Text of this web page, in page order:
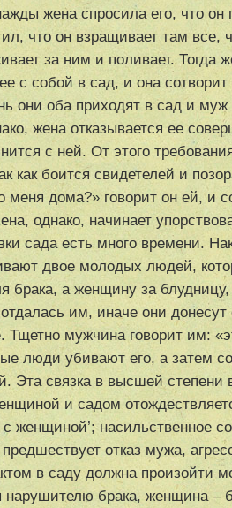
жена спросила его, что он
что он взращивает там все,
за ним и поливает. Тогда
с собой в сад, и она
они оба приходят в сад и
жена отказывается ее
с ней. От этого
как боится свидетелей и
меня дома?» говорит он ей,
однако, начинает
сада есть много времени.
двое молодых людей,
брака, а женщину за
им, иначе они
Тщетно мужчина говорит им:
люди убивают его, а затем
Эта связка в высшей степени
и садом
с женщиной’; насильственное
отказ мужа,
в саду должна произойти
нарушителю брака, женщина –